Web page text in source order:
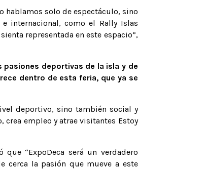
hablamos solo de espectáculo, sino
internacional, como el Rally Islas
representada en este espacio”,
deportivas de la isla y de
dentro de esta feria, que ya se
deportivo, sino también social y
empleo y atrae visitantes Estoy
“ExpoDeca será un verdadero
cerca la pasión que mueve a este